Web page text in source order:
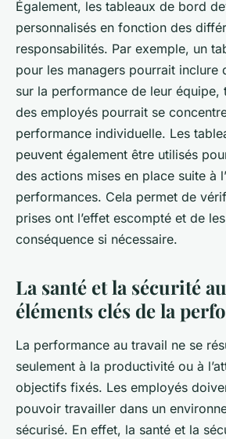
Également, les tableaux de bord
personnalisés en fonction des
responsabilités. Par exemple, un
pour les managers pourrait inclure
sur la performance de leur équipe,
des employés pourrait se
performance individuelle. Les
peuvent également être utilisés
des actions mises en place suite à
performances. Cela permet de
prises ont l’effet escompté et de
conséquence si nécessaire.
La santé et la sécurité
éléments clés de la
La performance au travail ne se
seulement à la productivité ou à
objectifs fixés. Les employés
pouvoir travailler dans un
sécurisé. En effet, la santé et la